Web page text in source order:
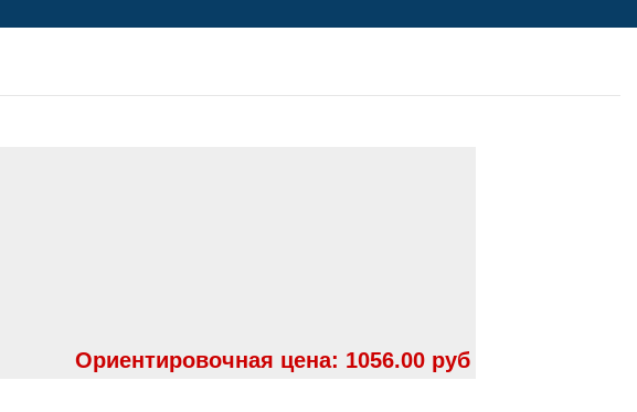
Ориентировочная цена: 1056.00 руб